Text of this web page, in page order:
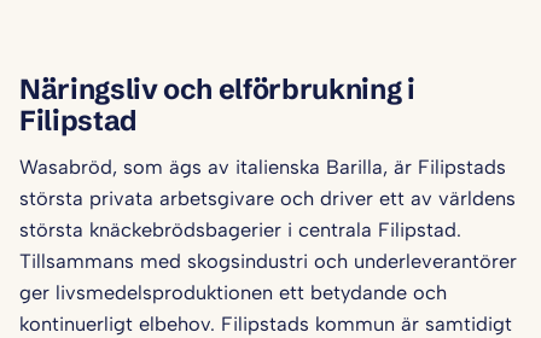
Näringsliv och elförbrukning i
Filipstad
Wasabröd, som ägs av italienska Barilla, är Filipstads
största privata arbetsgivare och driver ett av världens
största knäckebrödsbagerier i centrala Filipstad.
Tillsammans med skogsindustri och underleverantörer
ger livsmedelsproduktionen ett betydande och
kontinuerligt elbehov. Filipstads kommun är samtidigt